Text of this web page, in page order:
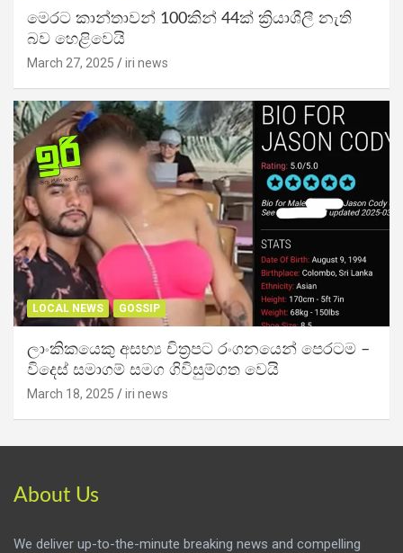
මෙරට කාන්තාවන් 100කින් 44ක් ක්‍රියාශීලී නැති
බව හෙළිවෙයි
March 27, 2025 iri news
LOCAL NEWS GOSSIP
ලාංකිකයෙකු අසභ්‍ය චිත්‍රපට රංගනයෙන් පෙරටම –
විදෙස් සමාගම් සමග ගිවිසුම්ගත වෙයි
March 18, 2025 iri news
About Us
We deliver up-to-the-minute breaking news and compelling